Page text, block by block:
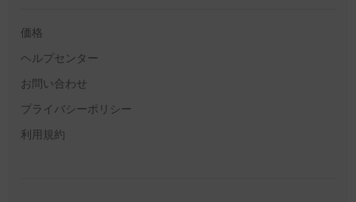
価格
ヘルプセンター
お問い合わせ
プライバシーポリシー
利用規約